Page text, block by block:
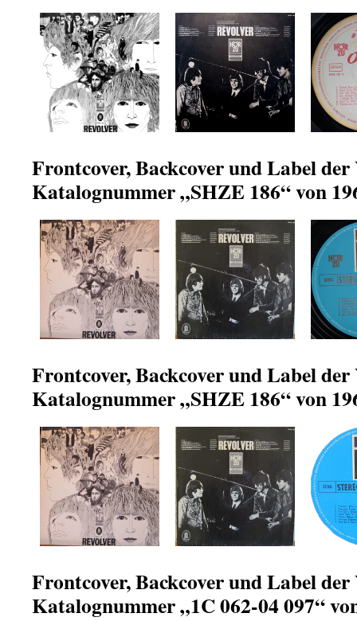
Frontcover, Backcover und Label
Katalognummer „SHZE 186“ von
Frontcover, Backcover und Label
Katalognummer „SHZE 186“ von
Frontcover, Backcover und Label
Katalognummer „1C 062-04 097“